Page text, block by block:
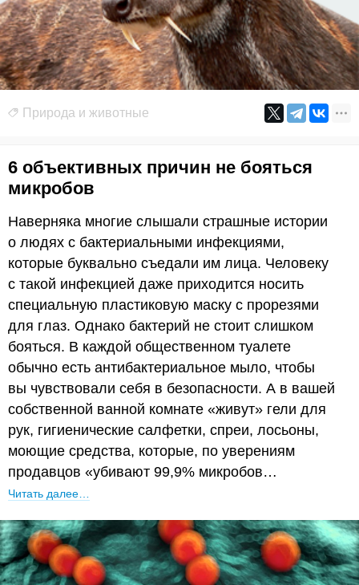
Природа и животные
6 объективных причин не бояться
микробов
Наверняка многие слышали страшные истории
о людях с бактериальными инфекциями,
которые буквально съедали им лица. Человеку
с такой инфекцией даже приходится носить
специальную пластиковую маску с прорезями
для глаз. Однако бактерий не стоит слишком
бояться. В каждой общественном туалете
обычно есть антибактериальное мыло, чтобы
вы чувствовали себя в безопасности. А в вашей
собственной ванной комнате «живут» гели для
рук, гигиенические салфетки, спреи, лосьоны,
моющие средства, которые, по уверениям
продавцов «убивают 99,9% микробов…
Читать далее…